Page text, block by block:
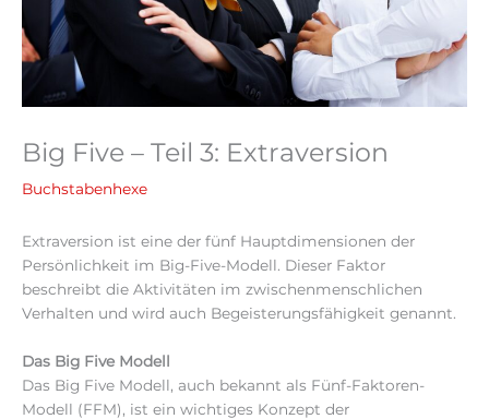
Big Five – Teil 3: Extraversion
Buchstabenhexe
Extraversion ist eine der fünf Hauptdimensionen der
Persönlichkeit im Big-Five-Modell. Dieser Faktor
beschreibt die Aktivitäten im zwischenmenschlichen
Verhalten und wird auch Begeisterungsfähigkeit genannt.
Das Big Five Modell
Das Big Five Modell, auch bekannt als Fünf-Faktoren-
Modell (FFM), ist ein wichtiges Konzept der